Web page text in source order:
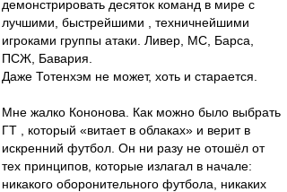
демонстрировать десяток команд в мире с
лучшими, быстрейшими , техничнейшими
игроками группы атаки. Ливер, МС, Барса,
ПСЖ, Бавария.
Даже Тотенхэм не может, хоть и старается.
Мне жалко Кононова. Как можно было выбрать
ГТ , который «витает в облаках» и верит в
искренний футбол. Он ни разу не отошёл от
тех принципов, которые излагал в начале:
никакого оборонительного футбола, никаких